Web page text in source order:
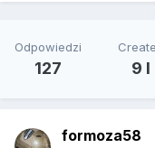
Odpowiedzi
127 9 l
formoza58